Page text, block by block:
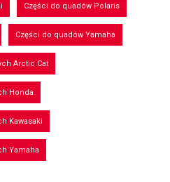
Części do quadów Polaris
Części do quadów Yamaha
Arctic Cat
Honda
Kawasaki
Yamaha